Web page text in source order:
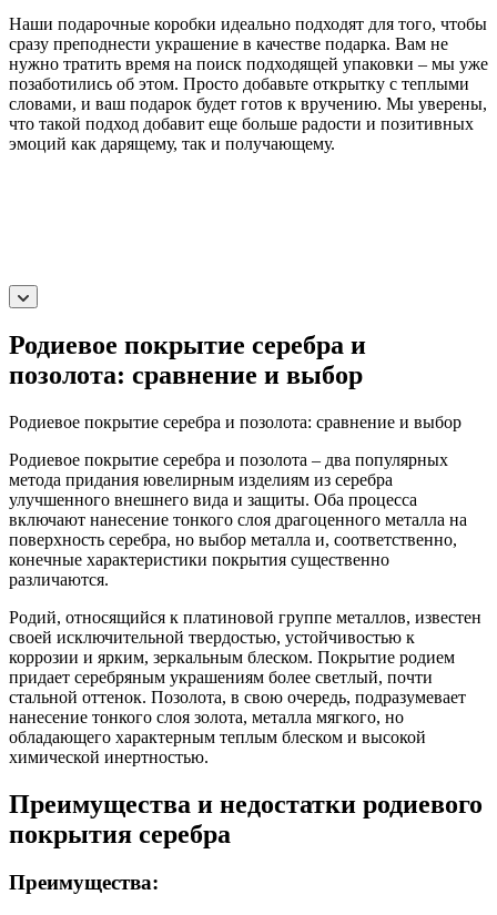
Наши подарочные коробки идеально подходят для того, чтобы
сразу преподнести украшение в качестве подарка. Вам не
нужно тратить время на поиск подходящей упаковки – мы уже
позаботились об этом. Просто добавьте открытку с теплыми
словами, и ваш подарок будет готов к вручению. Мы уверены,
что такой подход добавит еще больше радости и позитивных
эмоций как дарящему, так и получающему.
Родиевое покрытие серебра и
позолота: сравнение и выбор
Родиевое покрытие серебра и позолота: сравнение и выбор
Родиевое покрытие серебра и позолота – два популярных
метода придания ювелирным изделиям из серебра
улучшенного внешнего вида и защиты. Оба процесса
включают нанесение тонкого слоя драгоценного металла на
поверхность серебра, но выбор металла и, соответственно,
конечные характеристики покрытия существенно
различаются.
Родий, относящийся к платиновой группе металлов, известен
своей исключительной твердостью, устойчивостью к
коррозии и ярким, зеркальным блеском. Покрытие родием
придает серебряным украшениям более светлый, почти
стальной оттенок. Позолота, в свою очередь, подразумевает
нанесение тонкого слоя золота, металла мягкого, но
обладающего характерным теплым блеском и высокой
химической инертностью.
Преимущества и недостатки родиевого
покрытия серебра
Преимущества: